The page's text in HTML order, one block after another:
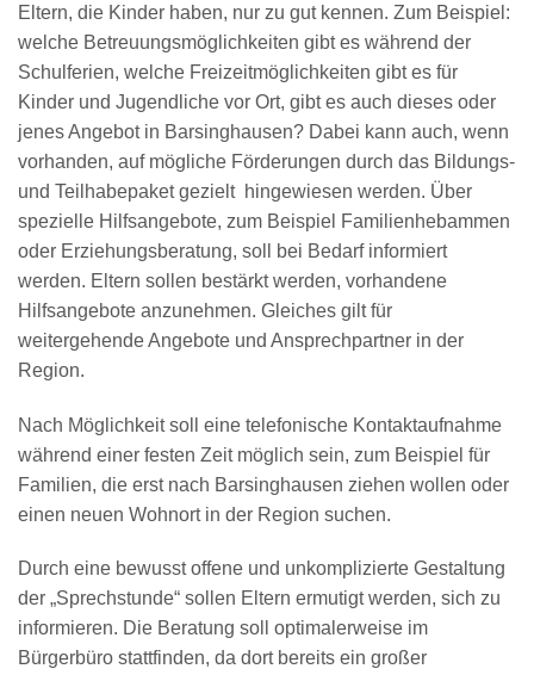
Eltern, die Kinder haben, nur zu gut kennen. Zum Beispiel:
welche Betreuungsmöglichkeiten gibt es während der
Schulferien, welche Freizeitmöglichkeiten gibt es für
Kinder und Jugendliche vor Ort, gibt es auch dieses oder
jenes Angebot in Barsinghausen? Dabei kann auch, wenn
vorhanden, auf mögliche Förderungen durch das Bildungs-
und Teilhabepaket gezielt hingewiesen werden. Über
spezielle Hilfsangebote, zum Beispiel Familienhebammen
oder Erziehungsberatung, soll bei Bedarf informiert
werden. Eltern sollen bestärkt werden, vorhandene
Hilfsangebote anzunehmen. Gleiches gilt für
weitergehende Angebote und Ansprechpartner in der
Region.
Nach Möglichkeit soll eine telefonische Kontaktaufnahme
während einer festen Zeit möglich sein, zum Beispiel für
Familien, die erst nach Barsinghausen ziehen wollen oder
einen neuen Wohnort in der Region suchen.
Durch eine bewusst offene und unkomplizierte Gestaltung
der „Sprechstunde“ sollen Eltern ermutigt werden, sich zu
informieren. Die Beratung soll optimalerweise im
Bürgerbüro stattfinden, da dort bereits ein großer